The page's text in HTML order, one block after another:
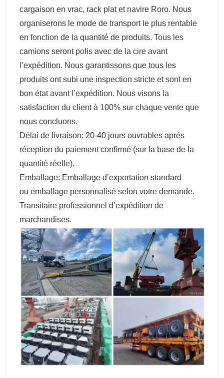
cargaison en vrac, rack plat et navire Roro. Nous
organiserons le mode de transport le plus rentable
en fonction de la quantité de produits. Tous les
camions seront polis avec de la cire avant
l’expédition. Nous garantissons que tous les
produits ont subi une inspection stricte et sont en
bon état avant l’expédition. Nous visons la
satisfaction du client à 100% sur chaque vente que
nous concluons.
Délai de livraison: 20-40 jours ouvrables après
réception du paiement confirmé (sur la base de la
quantité réelle).
Emballage: Emballage d’exportation standard
ou emballage personnalisé selon votre demande.
Transitaire professionnel d’expédition de
marchandises.